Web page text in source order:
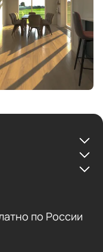
по России